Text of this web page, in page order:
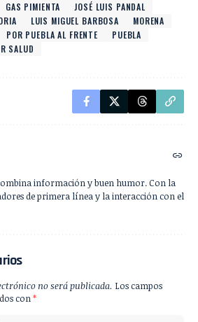
GAS PIMIENTA
JOSÉ LUIS PANDAL
LUIS MIGUEL BARBOSA
MORENA
POR PUEBLA AL FRENTE
PUEBLA
SALUD
información y buen humor. Con la
de primera línea y la interacción con el
no será publicada. Los campos
con*